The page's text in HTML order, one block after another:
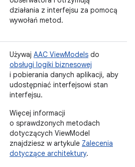
działania z interfejsu za pomocą
wywołań metod.
Używaj AAC ViewModels do
obsługi logiki biznesowej
i pobierania danych aplikacji, aby
udostępniać interfejsowi stan
interfejsu.
Więcej informacji
o sprawdzonych metodach
dotyczących ViewModel
znajdziesz w artykule Zalecenia
dotyczące architektury.